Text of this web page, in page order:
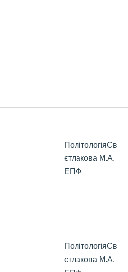
ПолітологіяСв
єтлакова М.А.
ЕПФ
ПолітологіяСв
єтлакова М.А.